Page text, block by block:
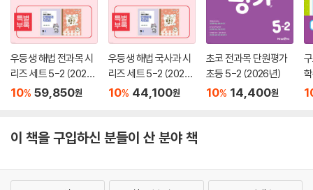
우등생 해법 전과목 시
리즈 세트 5-2 (2026
년)
10% 59,850원
우등생 해법 국사과 시
리즈 세트 5-2 (2026
년)
10% 44,100원
초코 전과목 단원평가
초등 5-2 (2026년)
10% 14,400원
이 책을 구입하신 분들이 산 분야 책